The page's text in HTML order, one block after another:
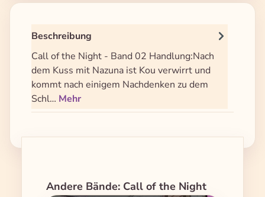
Beschreibung
Call of the Night - Band 02 Handlung:Nach
dem Kuss mit Nazuna ist Kou verwirrt und
kommt nach einigem Nachdenken zu dem
Schl… Mehr
Produktgalerie überspringen
Andere Bände: Call of the Night